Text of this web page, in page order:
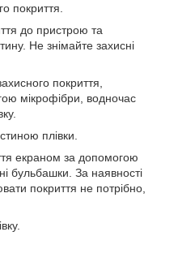
покриття.
до пристрою та
Не знімайте захисні
покриття,
мікрофібри, водночас
плівки.
екраном за допомогою
бульбашки. За наявності
покриття не потрібно,